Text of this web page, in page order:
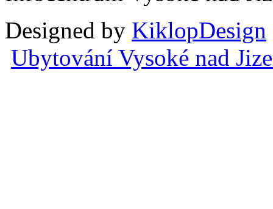
Designed by KiklopDesign
Ubytování Vysoké nad